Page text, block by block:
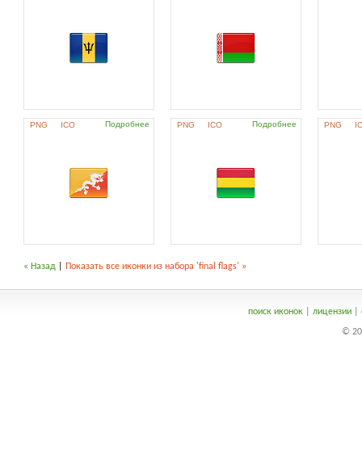
PNG ICO Подробнее PNG ICO Подробнее PNG
« Назад Показать все иконки из набора 'final flags' »
поиск иконок| лицензии|
©